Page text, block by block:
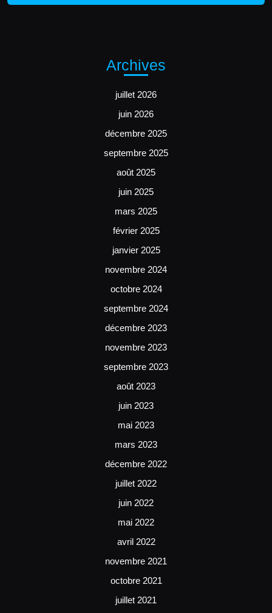
Archives
juillet 2026
juin 2026
décembre 2025
septembre 2025
août 2025
juin 2025
mars 2025
février 2025
janvier 2025
novembre 2024
octobre 2024
septembre 2024
décembre 2023
novembre 2023
septembre 2023
août 2023
juin 2023
mai 2023
mars 2023
décembre 2022
juillet 2022
juin 2022
mai 2022
avril 2022
novembre 2021
octobre 2021
juillet 2021